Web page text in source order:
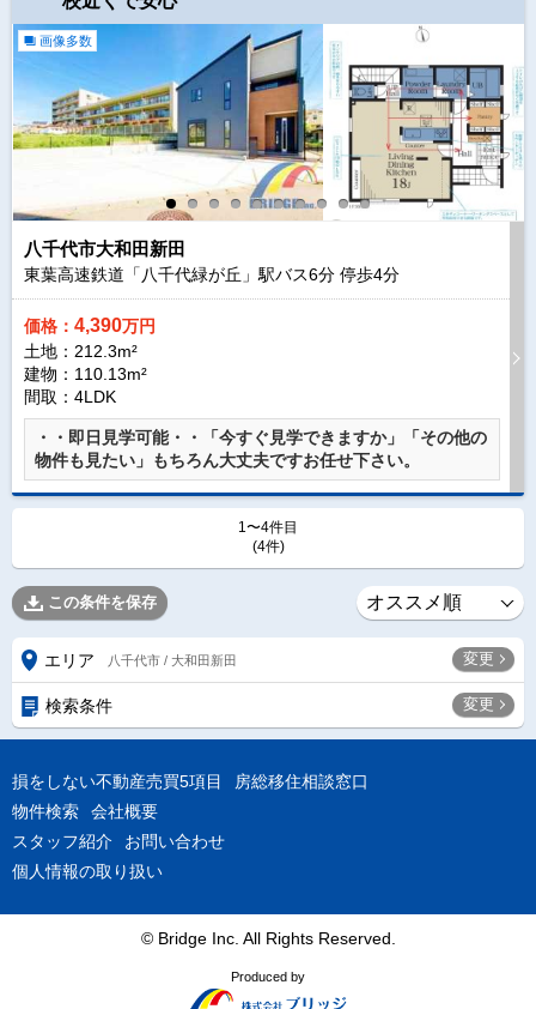
画像多数
八千代市大和田新田
東葉高速鉄道「八千代緑が丘」駅バス6分 停歩4分
価格： 4,390万円
土地：212.3m²
建物：110.13m²
間取：4LDK
・・即日見学可能・・「今すぐ見学できますか」「その他の
物件も見たい」もちろん大丈夫ですお任せ下さい。
1〜4件目
(4件)
この条件を保存
エリア 八千代市 / 大和田新田 変更
検索条件 変更
損をしない不動産売買5項目
房総移住相談窓口
物件検索
会社概要
スタッフ紹介
お問い合わせ
個人情報の取り扱い
© Bridge Inc. All Rights Reserved.
Produced by